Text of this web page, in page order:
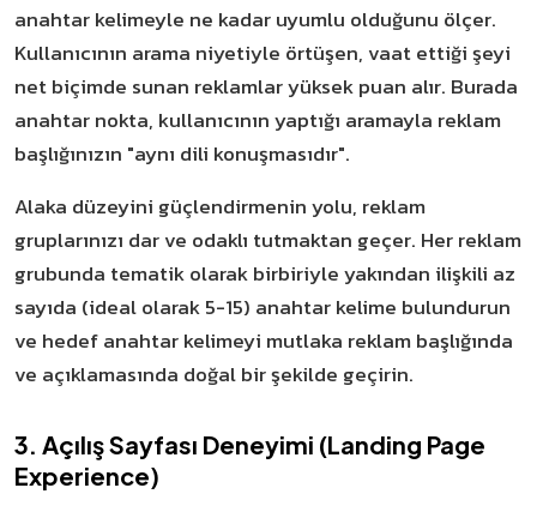
anahtar kelimeyle ne kadar uyumlu olduğunu ölçer.
Kullanıcının arama niyetiyle örtüşen, vaat ettiği şeyi
net biçimde sunan reklamlar yüksek puan alır. Burada
anahtar nokta, kullanıcının yaptığı aramayla reklam
başlığınızın "aynı dili konuşmasıdır".
Alaka düzeyini güçlendirmenin yolu, reklam
gruplarınızı dar ve odaklı tutmaktan geçer. Her reklam
grubunda tematik olarak birbiriyle yakından ilişkili az
sayıda (ideal olarak 5-15) anahtar kelime bulundurun
ve hedef anahtar kelimeyi mutlaka reklam başlığında
ve açıklamasında doğal bir şekilde geçirin.
3. Açılış Sayfası Deneyimi (Landing Page
Experience)